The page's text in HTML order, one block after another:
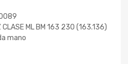
CLASE ML BM 163 230 (163.136)
mano